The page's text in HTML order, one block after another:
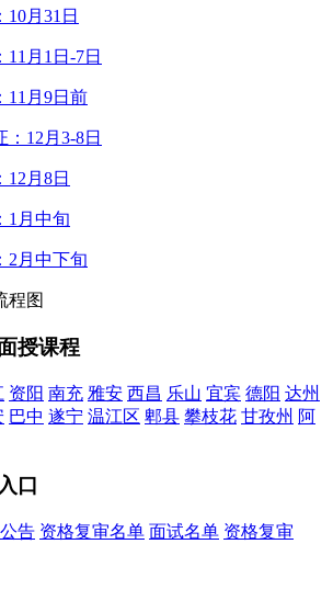
月31日
11月1日-7日
11月9日前
12月3-8日
12月8日
1月中旬
2月中下旬
授课程
资阳 南充 雅安 西昌 乐山 宜宾 德阳 达州
巴中 遂宁 温江区 郫县 攀枝花 甘孜州 阿
口
告 资格复审名单 面试名单 资格复审